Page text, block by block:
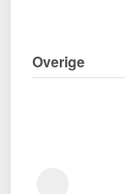
Overige